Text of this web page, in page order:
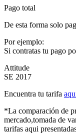
Pago total
De esta forma solo
Por ejemplo:
Si contratas tu pago
Attitude
SE 2017
Encuentra tu tarifa
*La comparación de
mercado,tomada de
tarifas aqui